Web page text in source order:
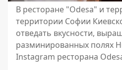
В ресторане "Odesa" и
территории Софии
отведать вкусности,
разминированных полях
Instagram ресторана